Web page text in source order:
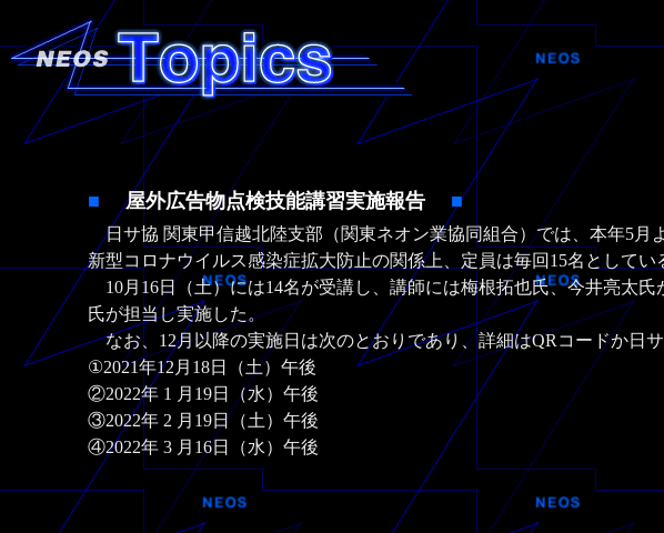
■ 屋外広告物点検技能講習実施報告 ■
日サ協 関東甲信越北陸支部（関東ネオン業協同組合）では、本年5月
新型コロナウイルス感染症拡大防止の関係上、定員は毎回15名としてい
10月16日（土）には14名が受講し、講師には梅根拓也氏、今井亮太
氏が担当し実施した。
なお、12月以降の実施日は次のとおりであり、詳細はQRコードか日
①2021年12月18日（土）午後
②2022年 1 月19日（水）午後
③2022年 2 月19日（土）午後
④2022年 3 月16日（水）午後